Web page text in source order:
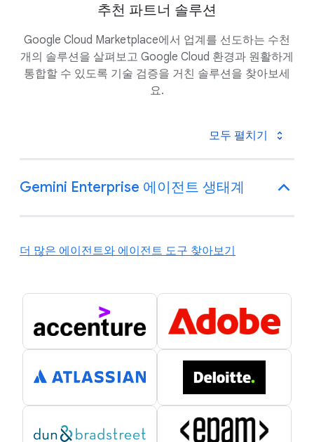
추천 파트너 솔루션
Google Cloud Marketplace에서 업계를 선도하는 수천
개의 솔루션을 살펴보고 Google Cloud 환경과 원활하게
통합할 수 있도록 기술 검증을 거친 솔루션을 찾아보세
요.
모두 펼치기
Gemini Enterprise 에이전트 생태계
더 많은 에이전트와 에이전트 도구 찾아보기